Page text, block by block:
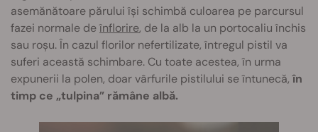
asemănătoare părului își schimbă culoarea pe parcursul
fazei normale deînflorire, de la alb la un portocaliu închis
sau roșu. În cazul florilor nefertilizate, întregul pistil va
suferi această schimbare. Cu toate acestea, în urma
expunerii la polen, doar vârfurile pistilului se întunecă, în
timp ce „tulpina” rămâne albă.